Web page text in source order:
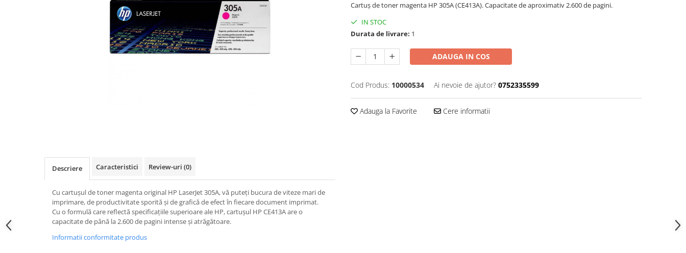
Cartuș de toner magenta HP 305A (CE413A). Capacitate de aproximativ 2.600 de pagini.
IN STOC
Durata de livrare: 1
ADAUGA IN COS
Cod Produs: 10000534 Ai nevoie de ajutor? 0752335599
Adauga la Favorite Cere informatii
Descriere Caracteristici Review-uri (0)
Cu cartușul de toner magenta original HP LaserJet 305A, vă puteți bucura de viteze mari de
imprimare, de productivitate sporită și de grafică de efect în fiecare document imprimat.
Cu o formulă care reflectă specificațiile superioare ale HP, cartușul HP CE413A are o
capacitate de până la 2.600 de pagini intense și atrăgătoare.
Informatii conformitate produs